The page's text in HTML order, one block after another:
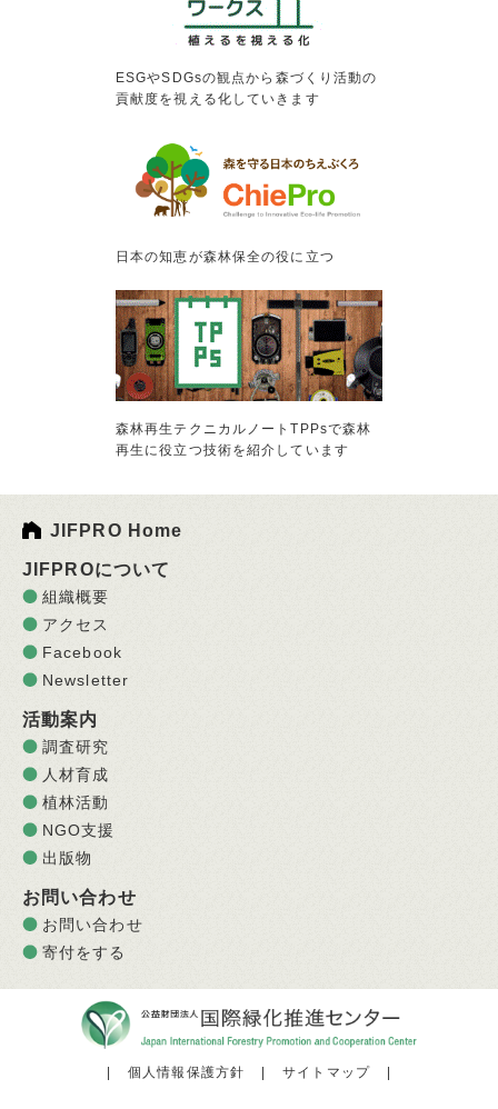
ESGやSDGsの観点から森づくり活動の
貢献度を視える化していきます
日本の知恵が森林保全の役に立つ
森林再生テクニカルノートTPPsで森林
再生に役立つ技術を紹介しています
JIFPRO Home
JIFPROについて
組織概要
アクセス
Facebook
Newsletter
活動案内
調査研究
人材育成
植林活動
NGO支援
出版物
お問い合わせ
お問い合わせ
寄付をする
個人情報保護方針 サイトマップ